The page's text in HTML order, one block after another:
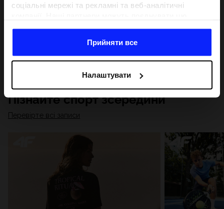
соціальні мережі та рекламні та веб-аналітичні
отримують у результаті використання вами їхніх
послуг.З вашої згоди ми також можемо ділитися
з метою націлювання та покращення відображення
відповідної онлайн-реклами, проведення аналітики,
відповідності вмісту та вдосконалення рішень, які
пропонують наші партнери (наприклад, соціальні
мережі). Детальну інформацію можна знайти в нашій
та в розділі «Деталі».
Прийняти все
Налаштувати
Пізнайте спорт зсередини
Перевірте всі записи